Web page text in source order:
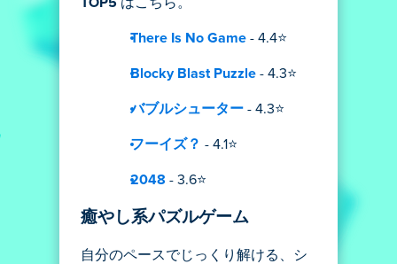
There Is No Game - 4.4⭐
Blocky Blast Puzzle - 4.3⭐
バブルシューター - 4.3⭐
フーイズ？ - 4.1⭐
2048 - 3.6⭐
癒やし系パズルゲーム
自分のペースでじっくり解ける、シ